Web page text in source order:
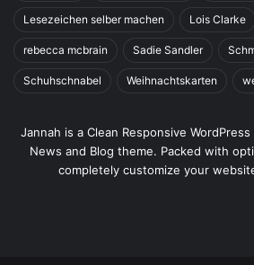
Lesezeichen selber machen Lois Clarke
rebecca mcbrain Sadie Sandler
Schuhschnabel Weihnachtskarten
Jannah is a Clean Responsive
News and Blog theme. Packed with
completely customize your